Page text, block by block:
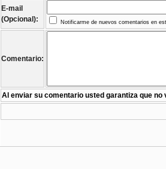
E-mail
(Opcional):
Notificarme de nuevos comentarios en
Comentario:
Al enviar su comentario usted garantiza que no